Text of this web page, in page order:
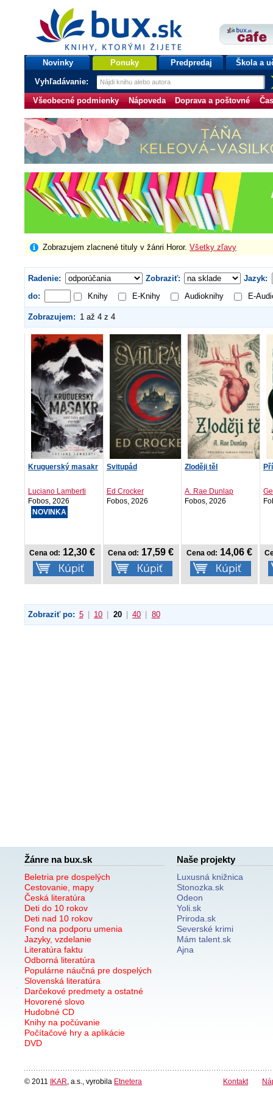
bux.sk
knihy, ktorými žijete
Úvodná stránka
Novinky Ponuky Predpredaj Škola a
Vyhľadávanie:
Všeobecné podmienky Nápoveda Doprava a poštovné
Zobrazujem zlacnené tituly v žánri Horor. Všetky zľavy
Radenie: Zobraziť:
Jazyk:
do:
Knihy E-Knihy Audioknihy E-
Zobrazujem: 1 až 4 z 4
Kruguerský masakr
Luciano Lamberti
Fobos, 2026
NOVINKA
Cena od: 12,30 €
Svitupád
Ed Crocker
Fobos, 2026
Cena od: 17,59 €
Zloději těl
A. Rae Dunlap
Fobos, 2026
Cena od: 14,06 €
Zobraziť po: 5 10 20 40 80
Žánre na bux.sk
Beletria pre dospelých
Cestovanie, mapy
Česká literatúra
Deti do 10 rokov
Deti nad 10 rokov
Fond na podporu umenia
Jazyky, vzdelanie
Literatúra faktu
Odborná literatúra
Populárne náučná pre dospelých
Slovenská literatúra
Darčekové predmety a ostatné
Hovorené slovo
Hudobné CD
Knihy na počúvanie
Počítačové hry a aplikácie
DVD
Naše projekty
Luxusná knižnica
Stonozka.sk
Odeon
Yoli.sk
Priroda.sk
Severské krimi
Mám talent.sk
Ajna
© 2011 IKAR , a.s., vyrobila Etnetera Kontakt